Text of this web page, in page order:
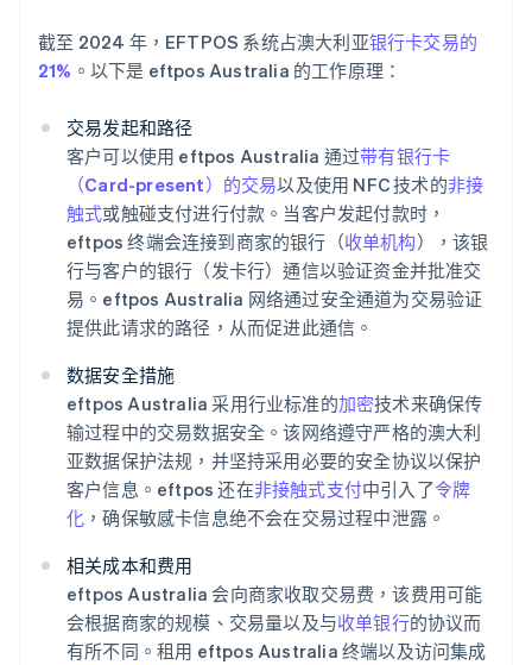
截至 2024 年，EFTPOS 系统占澳大利亚银行卡交易的
21% 。以下是 eftpos Australia 的工作原理：
交易发起和路径
客户可以使用 eftpos Australia 通过带有银行卡
（Card-present）的交易以及使用 NFC 技术的非接
触式或触碰支付进行付款。当客户发起付款时，
eftpos 终端会连接到商家的银行（收单机构），该银
行与客户的银行（发卡行）通信以验证资金并批准交
易。eftpos Australia 网络通过安全通道为交易验证
提供此请求的路径，从而促进此通信。
数据安全措施
eftpos Australia 采用行业标准的加密技术来确保传
输过程中的交易数据安全。该网络遵守严格的澳大利
亚数据保护法规，并坚持采用必要的安全协议以保护
客户信息。eftpos 还在非接触式支付中引入了令牌
化 ，确保敏感卡信息绝不会在交易过程中泄露。
相关成本和费用
eftpos Australia 会向商家收取交易费，该费用可能
会根据商家的规模、交易量以及与收单银行的协议而
有所不同。租用 eftpos Australia 终端以及访问集成